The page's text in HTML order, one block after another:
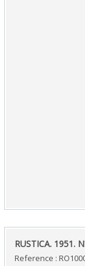
‎RUSTICA. 1951.
Reference :